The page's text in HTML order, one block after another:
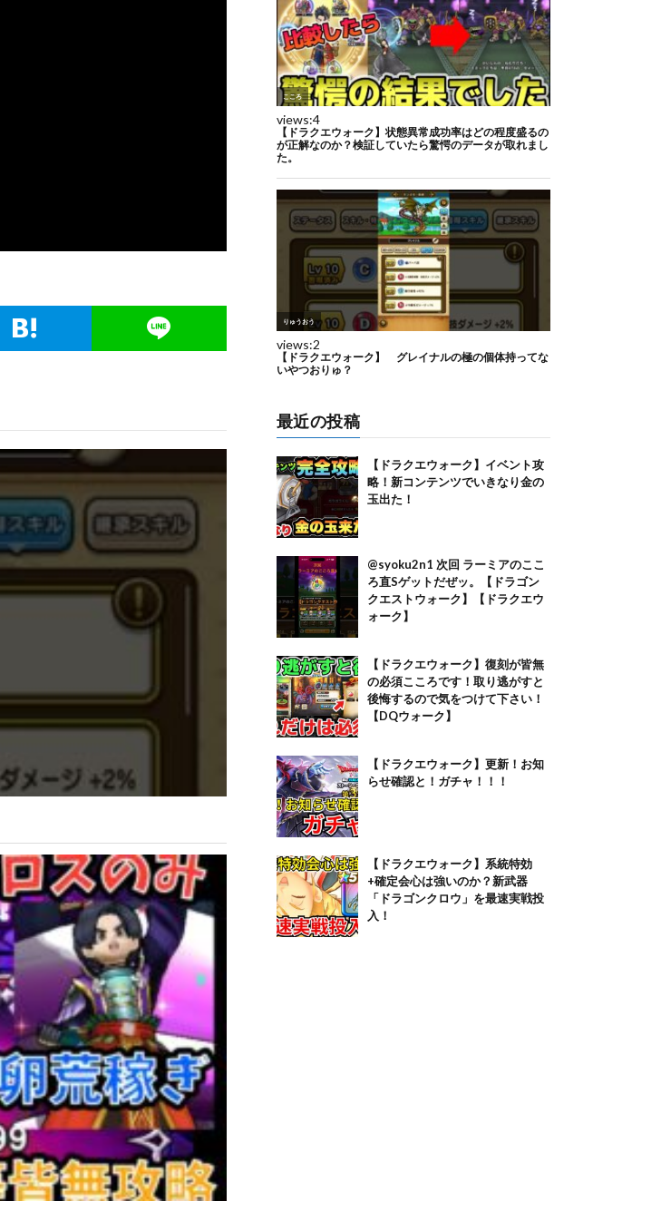
最近の投稿
【ドラクエウォーク】イベント攻
略！新コンテンツでいきなり金の
玉出た！
@syoku2n1 次回 ラーミアのここ
ろ直Sゲットだぜッ。【ドラゴン
クエストウォーク】【ドラクエウ
ォーク】
【ドラクエウォーク】復刻が皆無
の必須こころです！取り逃がすと
後悔するので気をつけて下さい！
【DQウォーク】
【ドラクエウォーク】更新！お知
らせ確認と！ガチャ！！！
【ドラクエウォーク】系統特効
+確定会心は強いのか？新武器
「ドラゴンクロウ」を最速実戦投
入！